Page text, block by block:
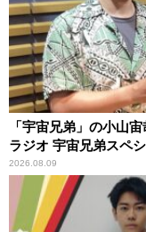
「宇宙兄弟」の小山
ラジオ 宇宙兄弟スペシ
2026.08.09